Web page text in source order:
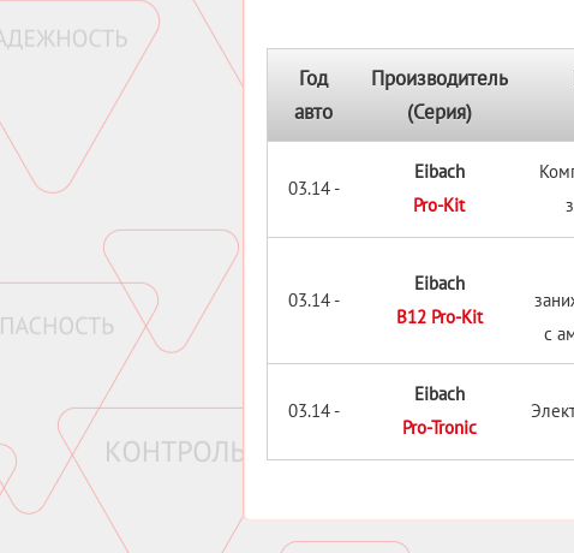
Год
авто
Производитель
(Серия)
03.14 -
Eibach
Pro-Kit
03.14 -
Eibach
B12 Pro-Kit
с
03.14 -
Eibach
Pro-Tronic